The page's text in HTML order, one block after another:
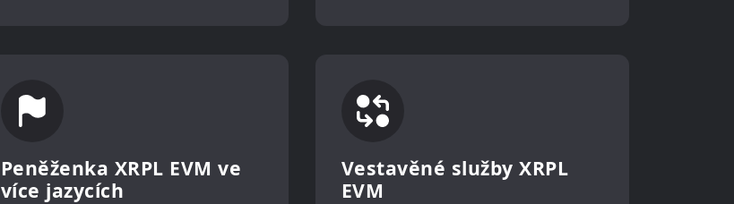
Peněženka XRPL EVM ve
více jazycích
Vestavěné služby XRPL
EVM